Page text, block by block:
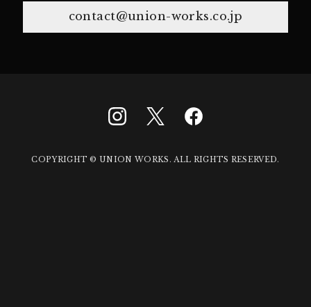
contact@union-works.co.jp
COPYRIGHT © UNION WORKS. ALL RIGHTS RESERVED.